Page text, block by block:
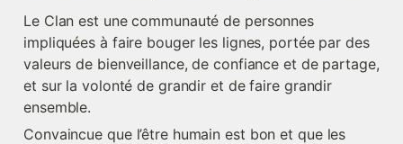
Le Clan est une communauté de personnes
impliquées à faire bouger les lignes, portée par des
valeurs de bienveillance, de confiance et de partage,
et sur la volonté de grandir et de faire grandir
ensemble.
Convaincue que l’être humain est bon et que les